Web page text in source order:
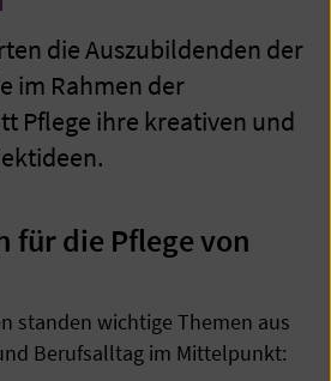
die Auszubildenden der
im Rahmen der
Pflege ihre kreativen und
für die Pflege von
standen wichtige Themen aus
Berufsalltag im Mittelpunkt: